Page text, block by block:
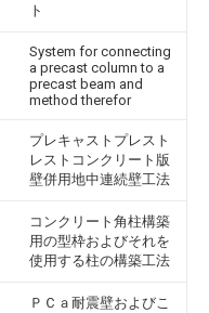
ト
System for connecting
a precast column to a
precast beam and
method therefor
プレキャストプレスト
レストコンクリート版
壁併用地中連続壁工法
コンクリート角柱構築
用の型枠およびそれを
使用する柱の構築工法
ＰＣａ耐震壁およびこ